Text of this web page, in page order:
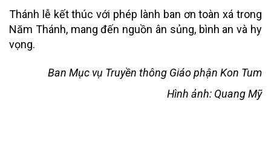
Thánh lễ kết thúc với phép lành ban ơn toàn xá trong
Năm Thánh, mang đến nguồn ân sủng, bình an và hy
vọng.
Ban Mục vụ Truyền thông Giáo phận Kon Tum
Hình ảnh: Quang Mỹ